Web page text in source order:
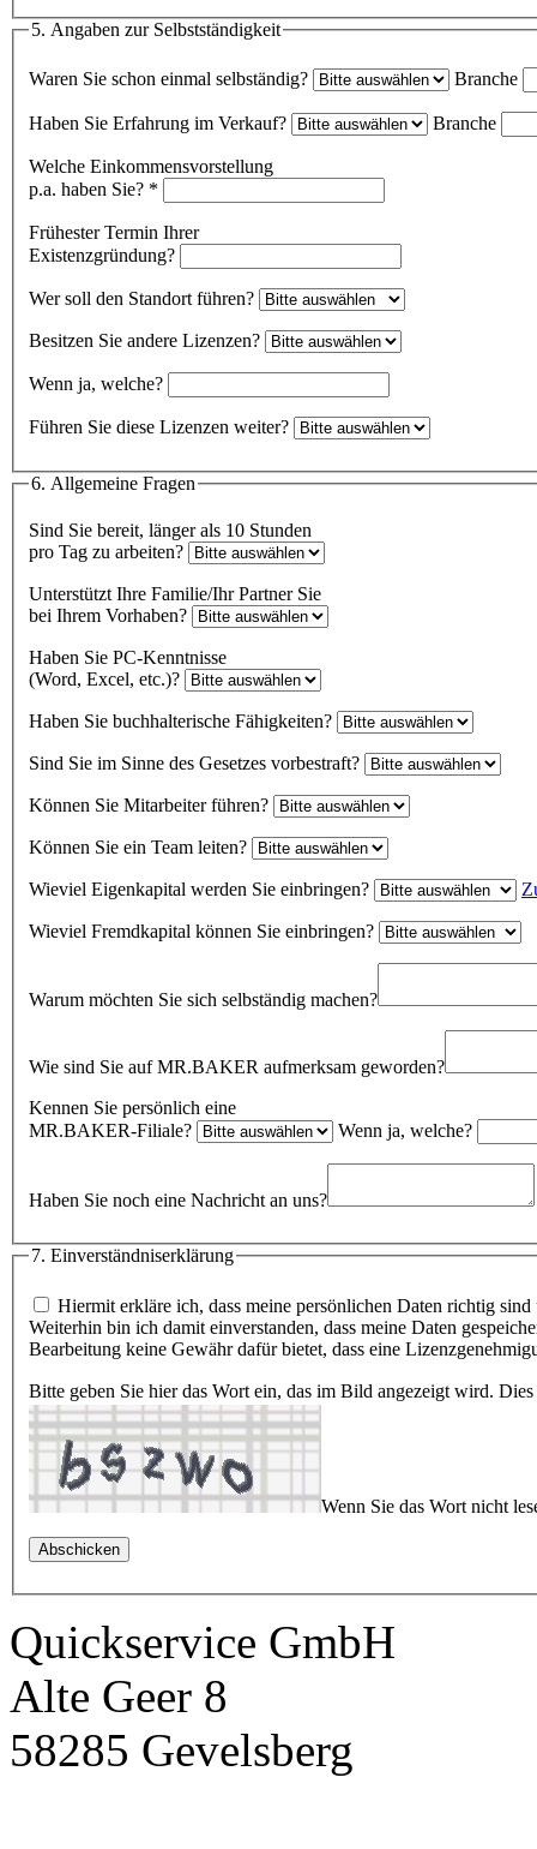
5. Angaben zur Selbstständigkeit
Waren Sie schon einmal selbständig? Branche
Haben Sie Erfahrung im Verkauf? Branche
Welche Einkommensvorstellung
p.a. haben Sie? *
Frühester Termin Ihrer
Existenzgründung?
Wer soll den Standort führen?
Besitzen Sie andere Lizenzen?
Wenn ja, welche?
Führen Sie diese Lizenzen weiter?
6. Allgemeine Fragen
Sind Sie bereit, länger als 10 Stunden
pro Tag zu arbeiten?
Unterstützt Ihre Familie/Ihr Partner Sie
bei Ihrem Vorhaben?
Haben Sie PC-Kenntnisse
(Word, Excel, etc.)?
Haben Sie buchhalterische Fähigkeiten?
Sind Sie im Sinne des Gesetzes vorbestraft?
Können Sie Mitarbeiter führen?
Können Sie ein Team leiten?
Wieviel Eigenkapital werden Sie einbringen?
Wieviel Fremdkapital können Sie einbringen?
Warum möchten Sie sich selbständig machen?
Wie sind Sie auf MR.BAKER aufmerksam geworden?
Kennen Sie persönlich eine
MR.BAKER-Filiale?
Wenn ja, welche?
Haben Sie noch eine Nachricht an uns?
7. Einverständniserklärung
Hiermit erkläre ich, dass meine persönlichen Daten richtig
Weiterhin bin ich damit einverstanden, dass meine Daten
Bearbeitung keine Gewähr dafür bietet, dass eine
Bitte geben Sie hier das Wort ein, das im Bild angezeigt wird.
Wenn Sie das Wort nicht
Abschicken
Quickservice GmbH
Alte Geer 8
58285 Gevelsberg